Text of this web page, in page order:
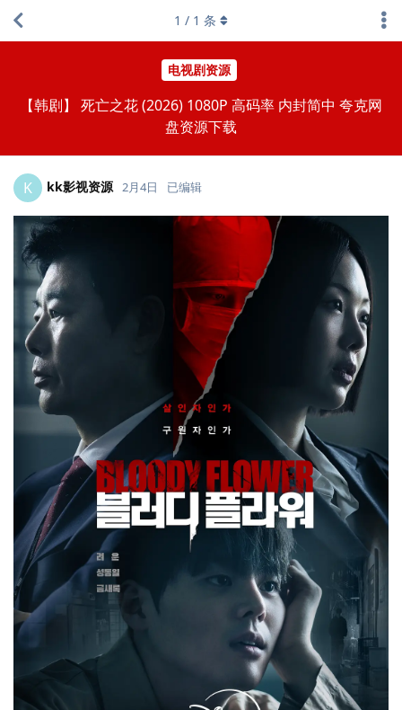
电视剧资源
【韩剧】 死亡之花 (2026) 1080P 高码率 内封简中 夸克网
盘资源下载
1 / 1 条
K kk影视资源 2月4日 已编辑